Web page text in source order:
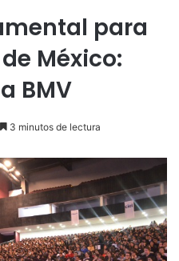
para
México:
BMV
3 minutos de lectura